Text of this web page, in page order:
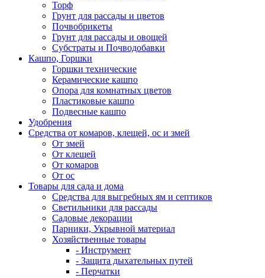
Торф
Грунт для рассады и цветов
Почвобрикеты
Грунт для рассады и овощей
Субстраты и Почводобавки
Кашпо, Горшки
Горшки технические
Керамические кашпо
Опора для комнатных цветов
Пластиковые кашпо
Подвесные кашпо
Удобрения
Средства от комаров, клещей, ос и змей
От змей
От клещей
От комаров
От ос
Товары для сада и дома
Средства для выгребных ям и септиков
Светильники для рассады
Садовые декорации
Парники, Укрывной материал
Хозяйственные товары
- Инструмент
- Защита дыхательных путей
- Перчатки